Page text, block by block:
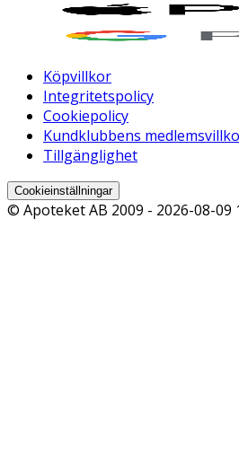
Köpvillkor
Integritetspolicy
Cookiepolicy
Kundklubbens
Tillgänglighet
Cookieinställningar
© Apoteket AB 2009 - 2026-08-09